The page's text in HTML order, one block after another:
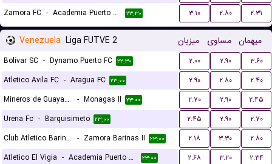
Zamora FC - Academia Puerto Cabello ۲۳:۳۰ ۳.۱۰ ۲.۸۰ ۲.۳۱
Venezuela Liga FUTVE 2 میزبان مساوی میهمان
Bolivar SC - Dynamo Puerto FC ۲۲:۳۰ ۲.۰۰ ۲.۹۰
۳.۶۰
Atletico Avila FC - Aragua FC ۲۳:۰۰ ۲.۹۰ ۲.۸۰
۲.۴۰
Mineros de Guayana
- Monagas II ۲۳:۰۰ ۲.۷۰ ۲.۹۰
۲.۴۵
Urena Fc - Barquisimeto ۲۳:۰۰ ۲.۴۵ ۲.۹۰
۲.۷۰
Club Atletico Barinas - Zamora Barinas II ۲۳:۰۰ ۲.۱۸ ۳.۳۰
۲.۸۰
Atletico El Vigia - Academia Puerto Cabello II ۲۳:۰۰ ۲.۶۸ ۳.۲۰ ۲.۳۴